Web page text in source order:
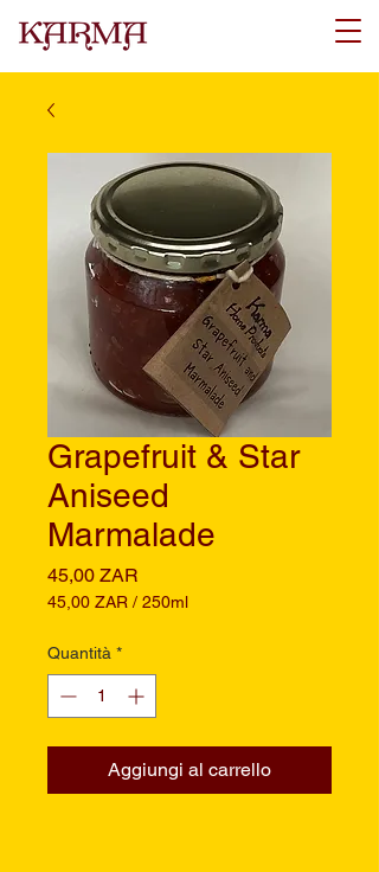
Grapefruit & Star
Aniseed
Marmalade
45,00 ZAR
45,00 ZAR / 250ml
ogni
Millilitri
Quantità *
Aggiungi al carrello